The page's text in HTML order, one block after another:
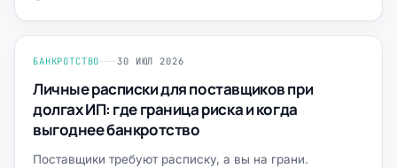
БАНКРОТСТВО 30 ИЮЛ 2026
Личные расписки для поставщиков при
долгах ИП: где граница риска и когда
выгоднее банкротство
Поставщики требуют расписку, а вы на грани.